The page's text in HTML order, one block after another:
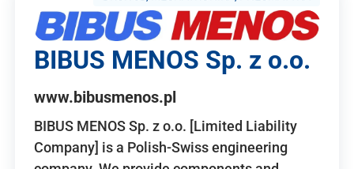
BIBUS MENOS Sp. z o.o.
www.bibusmenos.pl
BIBUS MENOS Sp. z o.o. [Limited Liability
Company] is a Polish-Swiss engineering